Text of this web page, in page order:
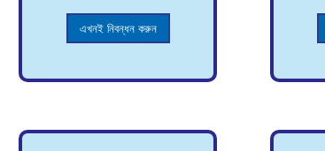
এখনই নিবন্ধন করুন